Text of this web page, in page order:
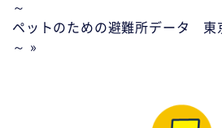
～
ペットのための避難所データ 東
～ »